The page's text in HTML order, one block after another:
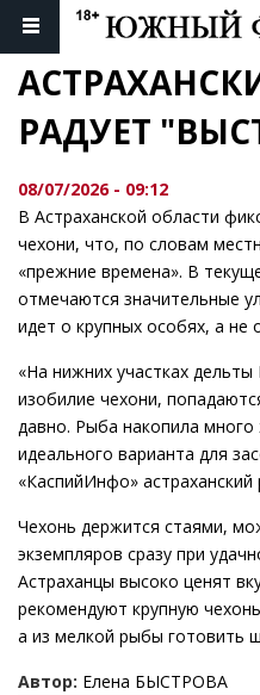
РАДУЕТ
08/07/2026 - 09:12
В Астраханской области
чехони, что, по словам
«прежние времена». В
отмечаются значительные
идет о крупных особях, а не
«На нижних участках
изобилие чехони,
давно. Рыба накопила
идеального варианта для
«КаспийИнфо»
Чехонь держится стаями,
экземпляров сразу при
Астраханцы высоко ценят
рекомендуют крупную
а из мелкой рыбы готовить
Автор: Елена БЫСТРОВА